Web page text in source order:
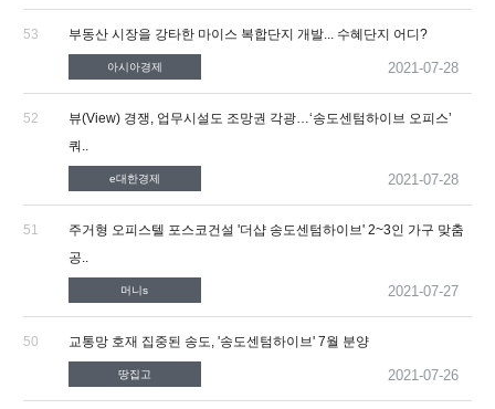
53 부동산 시장을 강타한 마이스 복합단지 개발... 수혜단지 어디?
아시아경제 2021-07-28
52
뷰(View) 경쟁, 업무시설도 조망권 각광…‘송도센텀하이브 오피스’
쿼..
e대한경제 2021-07-28
51
주거형 오피스텔 포스코건설 '더샵 송도센텀하이브' 2~3인 가구 맞춤
공..
머니s 2021-07-27
50 교통망 호재 집중된 송도, '송도센텀하이브' 7월 분양
땅집고 2021-07-26